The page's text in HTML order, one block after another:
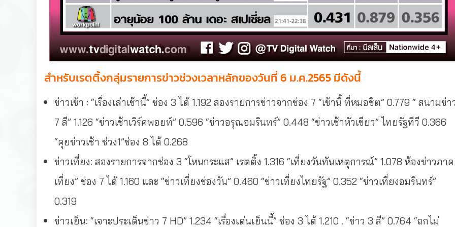
สำหรับเรตติ้งกลุ่มรายการข่าวช่วงเวลาหลักของวันที่ 6 ม.ค.2565 มีดังนี้
ข่าวเช้า : “เรื่องเล่าเช้านี้” ช่อง 3 ได้ 1.192 สองรายการข่าวจากช่อง 7 “เช้านี้ ที่หมอชิต” 0.779 “ สนามข่า
7 สี” 1.126 “ข่าวเช้าเวิร์คพอยท์” 0.596 “ข่าวอรุณอมรินทร์” 0.448 “ข่าวเช้าหัวเขียว” ไทยรัฐทีวี 0.366
“คุยข่าวเช้า ช่วง1”ช่อง 8 ได้ 0.268
ข่าวเที่ยง: สองรายการจากช่อง 3 “โหนกระแส” เรตติ้ง 1.316 “เที่ยงวันทันเหตุการณ์” 1.078 ห้องข่าวภาค
เที่ยง” ช่อง 7 ได้ 1.160 และ “ข่าวเที่ยงช่องวัน” 0.460 “ข่าวเที่ยงไทยรัฐ” 0.352 “ข่าวเที่ยงอมรินทร์”
0.319
ข่าวเย็น: “เจาะประเด็นข่าว 7 HD” 1.234 “เรื่องเด่นเย็นนี้” ช่อง 3 ได้ 1.210 . “ข่าว 3 สี” 0.764 “ถกไม่